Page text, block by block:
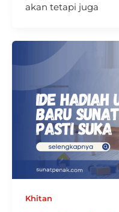
akan tetapi juga
Khitan